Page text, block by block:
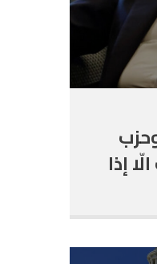
إذا